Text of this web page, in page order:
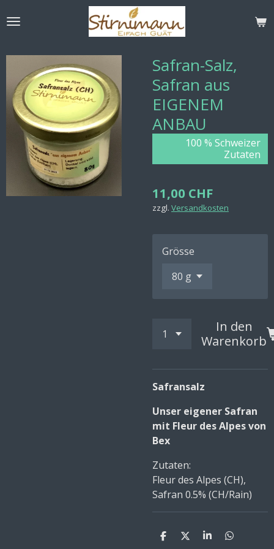
Hauptinhalt
Safran-Salz,
Safran aus
EIGENEM
ANBAU
100 % Schweizer
Zutaten
11,00 CHF
zzgl. Versandkosten
Grösse
In den
Warenkorb
Safransalz
Unser eigener Safran
mit Fleur des Alpes von
Bex
Zutaten:
Fleur des Alpes (CH),
Safran 0.5% (CH/Rain)
T
T
T
T